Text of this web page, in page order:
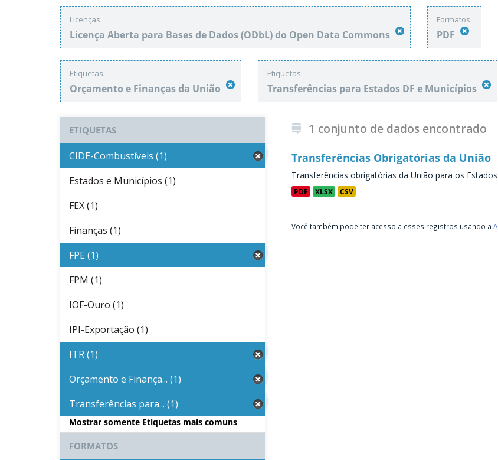
Licenças:
Licença Aberta para Bases de Dados (ODbL) do Open Data Commons
Formatos:
PDF
Etiquetas:
Orçamento e Finanças da União
Etiquetas:
Transferências para Estados DF e Municípios
1 conjunto de dados encontrado
Transferências Obrigatórias da União
Transferências obrigatórias da União para os
PDF XLSX CSV
Você também pode ter acesso a esses registros usando a
ETIQUETAS
CIDE-Combustíveis (1)
Estados e Municípios (1)
FEX (1)
Finanças (1)
FPE (1)
FPM (1)
IOF-Ouro (1)
IPI-Exportação (1)
ITR (1)
Orçamento e Finança... (1)
Transferências para... (1)
Mostrar somente Etiquetas mais comuns
FORMATOS